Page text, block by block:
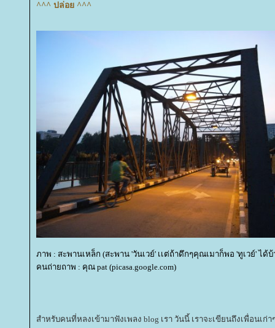
^^^ ปล่อย ^^^
ภาพ : สะพานเหล็ก (สะพาน 'วันเวย์' เเต่ถ้าดึกๆคุณเมาก็พอ 'ทูเวย์' ได้บ้
คนถ่ายถาพ : คุณ pat (picasa.google.com)
สำหรับคนที่หลงเข้ามาฟังเพลง blog เรา วันนี้ เราจะเขียนถึงเพื่อนเก่า